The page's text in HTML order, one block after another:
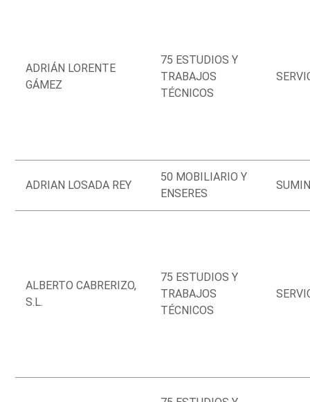
ADRIÁN LORENTE
GÁMEZ
75 ESTUDIOS Y
TRABAJOS
TÉCNICOS
ADRIAN LOSADA REY
50 MOBILIARIO Y
ENSERES
ALBERTO CABRERIZO,
S.L.
75 ESTUDIOS Y
TRABAJOS
TÉCNICOS